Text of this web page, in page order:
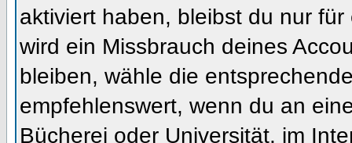
aktiviert haben, bleibst du nur
wird ein Missbrauch deines
bleiben, wähle die
empfehlenswert, wenn du an
Bücherei oder Universität, im